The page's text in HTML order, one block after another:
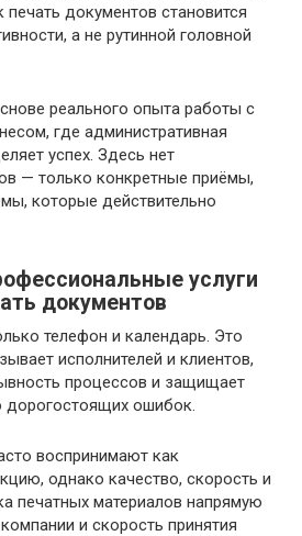
печать документов становится
а не рутинной головной
реального опыта работы с
где административная
успех. Здесь нет
— только конкретные приёмы,
которые действительно
услуги
документов
телефон и календарь. Это
исполнителей и клиентов,
процессов и защищает
дорогостоящих ошибок.
воспринимают как
однако качество, скорость и
печатных материалов напрямую
и скорость принятия